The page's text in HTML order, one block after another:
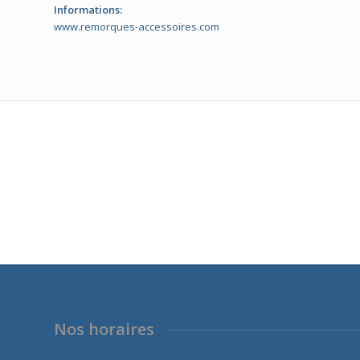
Informations:
www.remorques-accessoires.com
Nos horaires